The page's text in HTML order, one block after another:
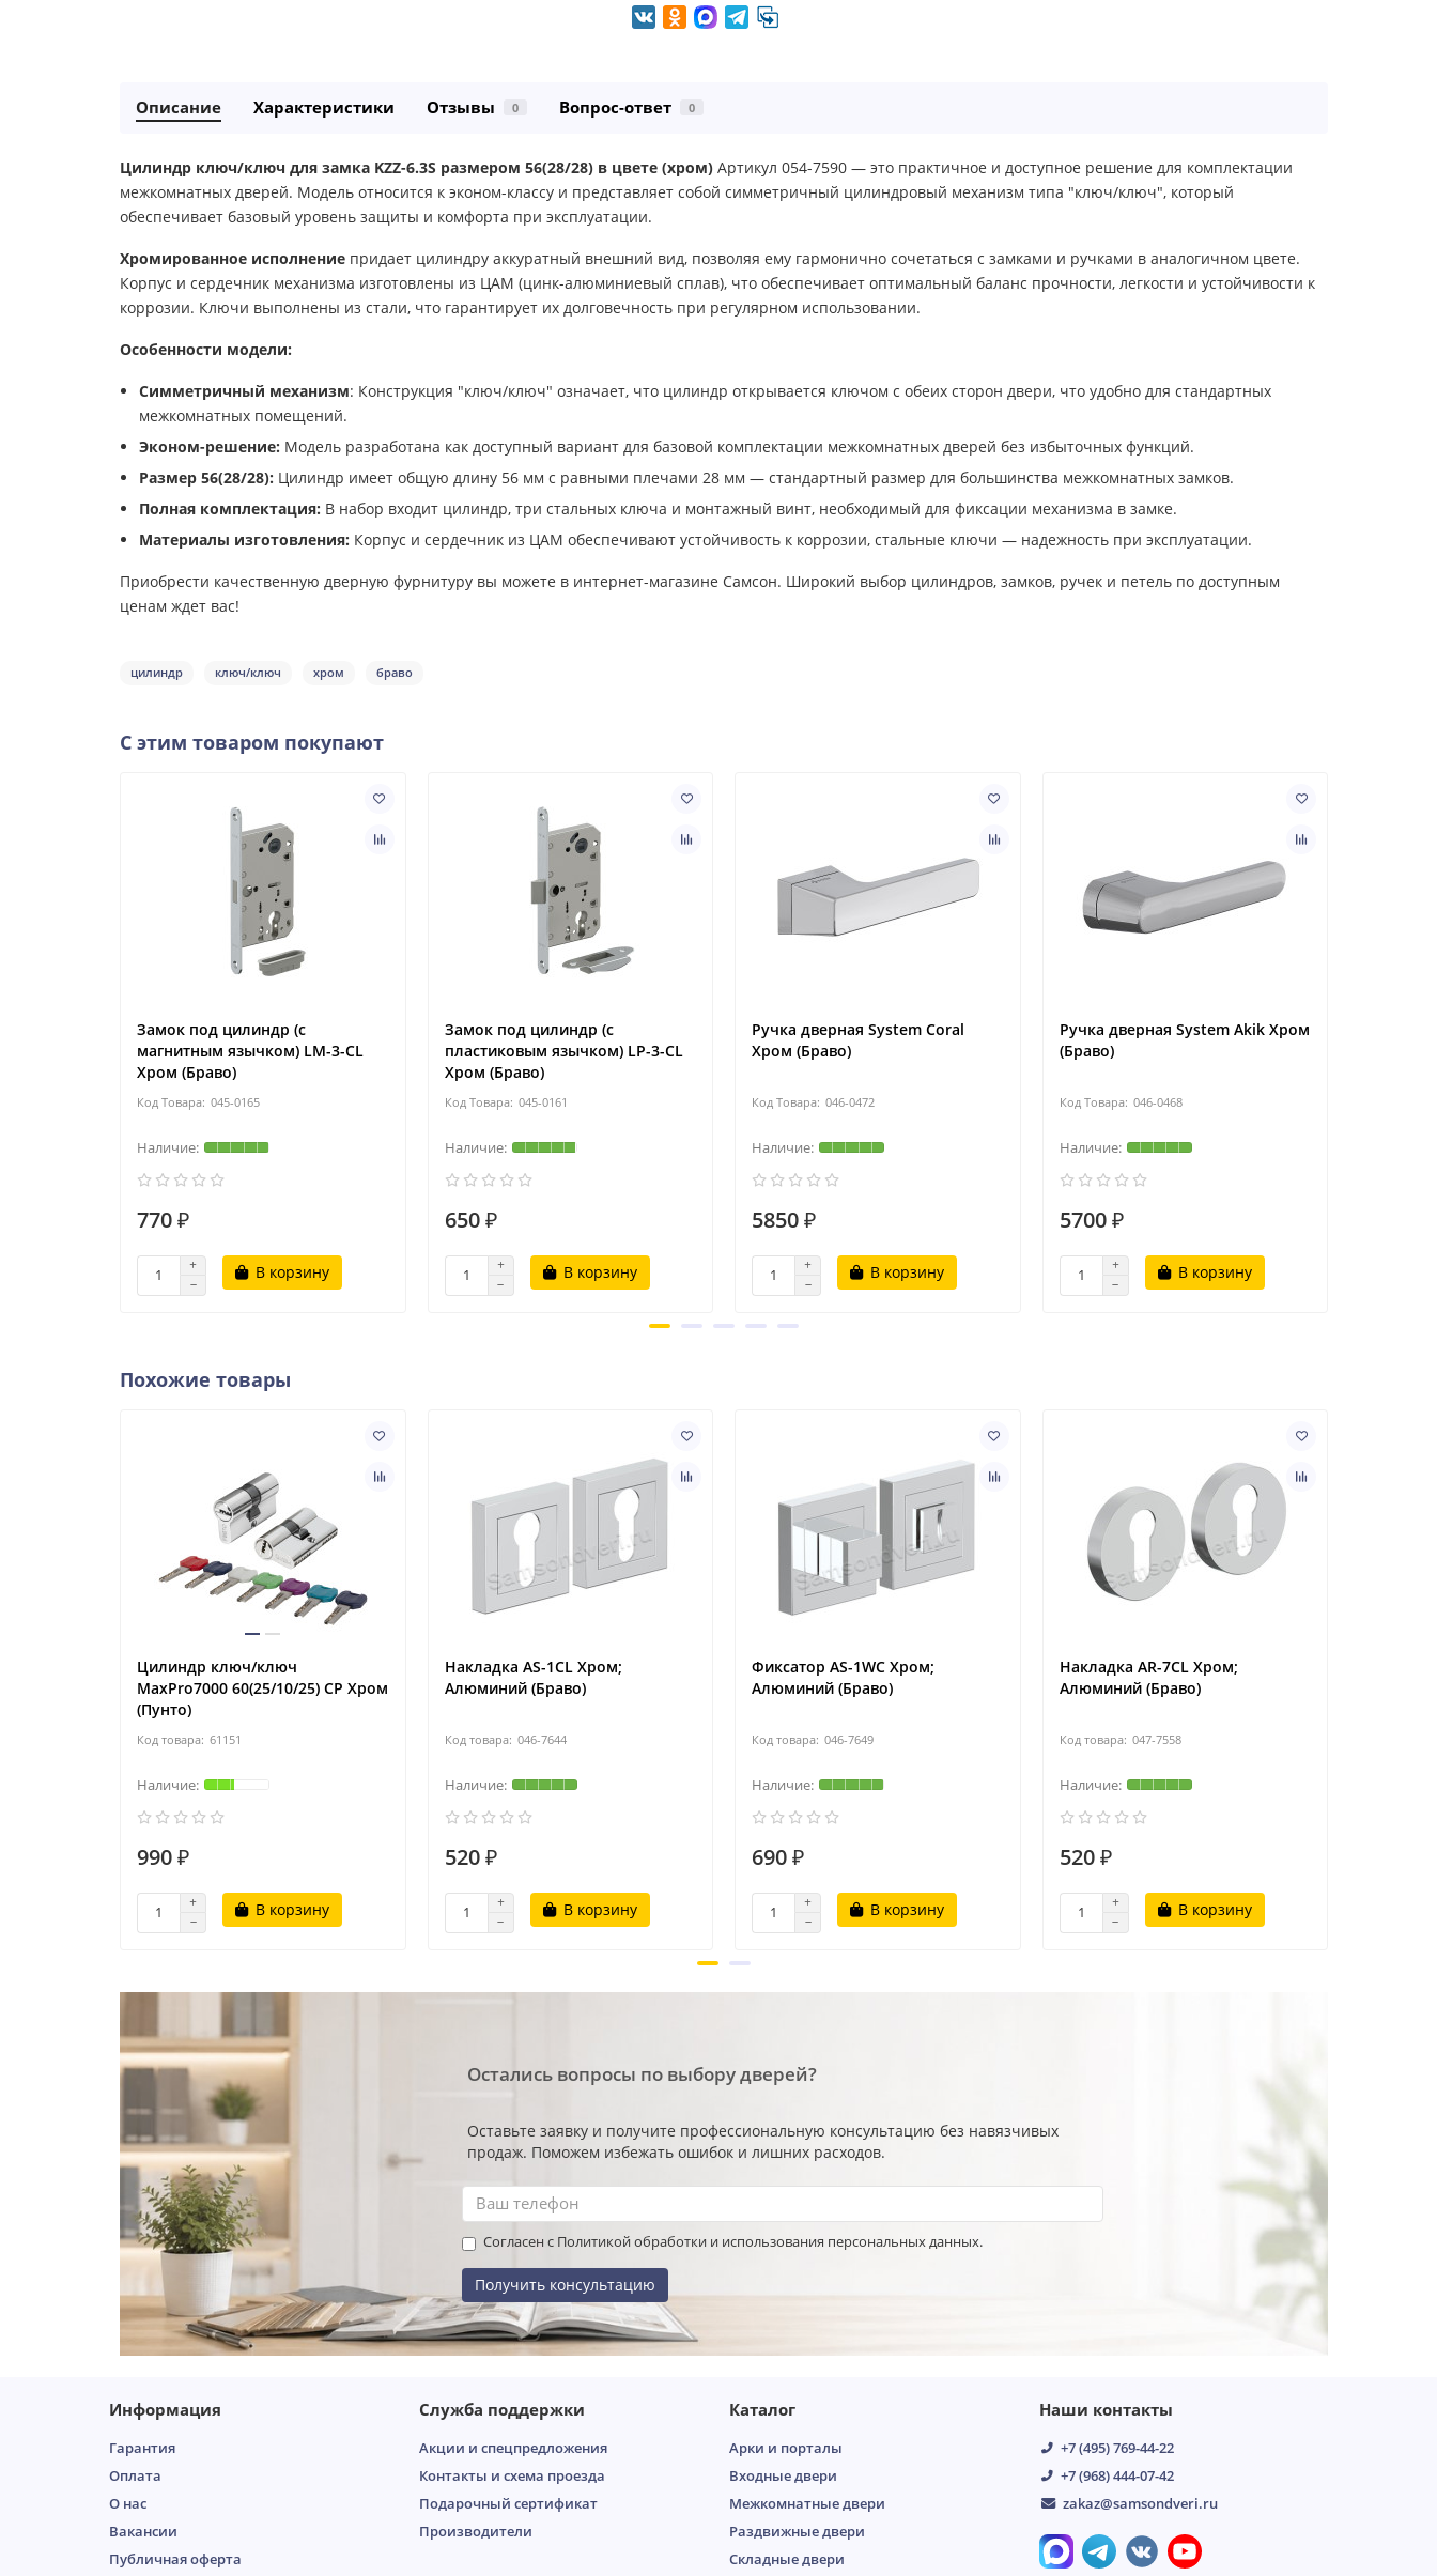
Описание Характеристики Отзывы 0 Вопрос-ответ 0
Цилиндр ключ/ключ для замка KZZ-6.3S размером 56(28/28) в цвете (хром) Артикул 054-7590 — это практичное и доступное решение для комплектации
межкомнатных дверей. Модель относится к эконом-классу и представляет собой симметричный цилиндровый механизм типа "ключ/ключ", который
обеспечивает базовый уровень защиты и комфорта при эксплуатации.
Хромированное исполнение придает цилиндру аккуратный внешний вид, позволяя ему гармонично сочетаться с замками и ручками в аналогичном цвете.
Корпус и сердечник механизма изготовлены из ЦАМ (цинк-алюминиевый сплав), что обеспечивает оптимальный баланс прочности, легкости и устойчивости к
коррозии. Ключи выполнены из стали, что гарантирует их долговечность при регулярном использовании.
Особенности модели:
Симметричный механизм: Конструкция "ключ/ключ" означает, что цилиндр открывается ключом с обеих сторон двери, что удобно для стандартных
межкомнатных помещений.
Эконом-решение: Модель разработана как доступный вариант для базовой комплектации межкомнатных дверей без избыточных функций.
Размер 56(28/28): Цилиндр имеет общую длину 56 мм с равными плечами 28 мм — стандартный размер для большинства межкомнатных замков.
Полная комплектация: В набор входит цилиндр, три стальных ключа и монтажный винт, необходимый для фиксации механизма в замке.
Материалы изготовления: Корпус и сердечник из ЦАМ обеспечивают устойчивость к коррозии, стальные ключи — надежность при эксплуатации.
Приобрести качественную дверную фурнитуру вы можете в интернет-магазине Самсон. Широкий выбор цилиндров, замков, ручек и петель по доступным
ценам ждет вас!
цилиндр ключ/ключ хром браво
С этим товаром покупают
Замок под цилиндр (с
магнитным язычком) LM-3-CL
Хром (Браво)
045-0165
770 ₽
В корзину
Замок под цилиндр (с
пластиковым язычком) LP-3-CL
Хром (Браво)
045-0161
650 ₽
В корзину
Ручка дверная System Coral
Хром (Браво)
046-0472
5850 ₽
В корзину
Ручка дверная System Akik Хром
(Браво)
046-0468
5700 ₽
В корзину
Похожие товары
Цилиндр ключ/ключ
MaxPro7000 60(25/10/25) CP Хром
(Пунто)
61151
990 ₽
В корзину
Накладка AS-1CL Хром;
Алюминий (Браво)
046-7644
520 ₽
В корзину
Фиксатор AS-1WC Хром;
Алюминий (Браво)
046-7649
690 ₽
В корзину
Накладка AR-7CL Хром;
Алюминий (Браво)
047-7558
520 ₽
В корзину
Остались вопросы по выбору дверей?
Оставьте заявку и получите профессиональную консультацию без навязчивых
продаж. Поможем избежать ошибок и лишних расходов.
Согласен с Политикой обработки и использования персональных данных.
Получить консультацию
Информация
Гарантия
Оплата
О нас
Вакансии
Публичная оферта
Служба поддержки
Акции и спецпредложения
Контакты и схема проезда
Подарочный сертификат
Производители
Каталог
Арки и порталы
Входные двери
Межкомнатные двери
Раздвижные двери
Складные двери
Наши контакты
+7 (495) 769-44-22
+7 (968) 444-07-42
zakaz@samsondveri.ru